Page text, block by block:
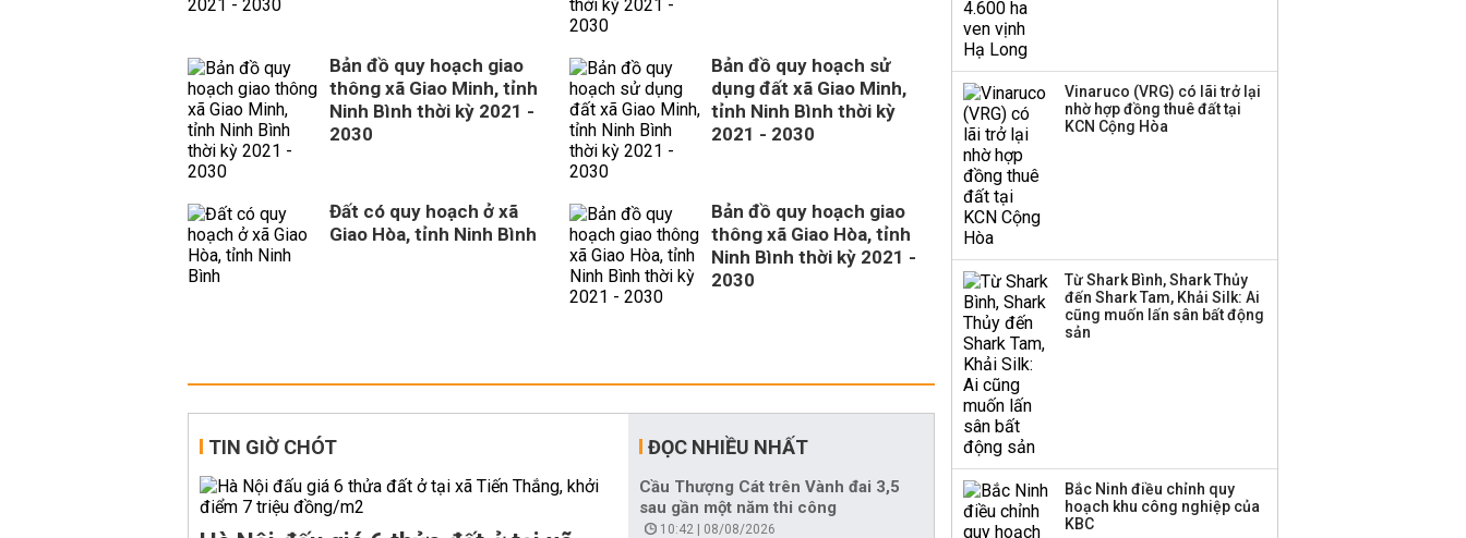
Bản đồ quy hoạch giao
thông xã Giao Minh, tỉnh
Ninh Bình thời kỳ 2021 -
2030
Bản đồ quy hoạch sử
dụng đất xã Giao Minh,
tỉnh Ninh Bình thời kỳ
2021 - 2030
Đất có quy hoạch ở xã
Giao Hòa, tỉnh Ninh Bình
Bản đồ quy hoạch giao
thông xã Giao Hòa, tỉnh
Ninh Bình thời kỳ 2021 -
2030
TIN GIỜ CHÓT ĐỌC NHIỀU NHẤT
Cầu Thượng Cát trên Vành đai 3,5
sau gần một năm thi công
10:42 | 08/08/2026
thanh lý toàn bộ cửa
hàng
Công ty 100 tỷ của
Huấn Hoa Hồng bỗng
dưng ‘biến mất’, một
Vinaruco (VRG) có lãi trở lại
nhờ hợp đồng thuê đất tại
KCN Cộng Hòa
Từ Shark Bình, Shark Thủy
đến Shark Tam, Khải Silk: Ai
cũng muốn lấn sân bất động
sản
Bắc Ninh điều chỉnh quy
hoạch khu công nghiệp của
KBC